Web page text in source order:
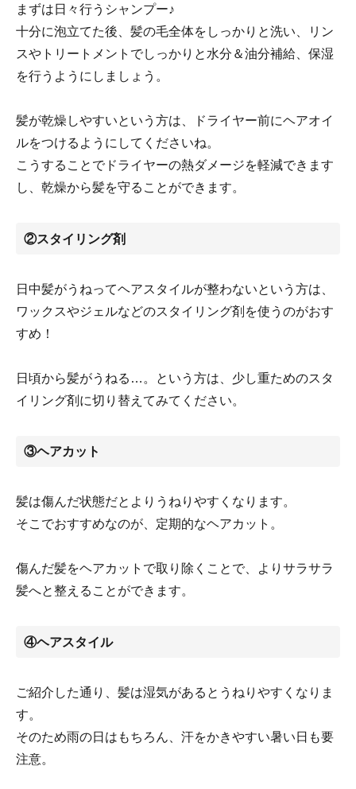
まずは日々行うシャンプー♪
十分に泡立てた後、髪の毛全体をしっかりと洗い、リン
スやトリートメントでしっかりと水分＆油分補給、保湿
を行うようにしましょう。
髪が乾燥しやすいという方は、ドライヤー前にヘアオイ
ルをつけるようにしてくださいね。
こうすることでドライヤーの熱ダメージを軽減できます
し、乾燥から髪を守ることができます。
②スタイリング剤
日中髪がうねってヘアスタイルが整わないという方は、
ワックスやジェルなどのスタイリング剤を使うのがおす
すめ！
日頃から髪がうねる…。という方は、少し重ためのスタ
イリング剤に切り替えてみてください。
③ヘアカット
髪は傷んだ状態だとよりうねりやすくなります。
そこでおすすめなのが、定期的なヘアカット。
傷んだ髪をヘアカットで取り除くことで、よりサラサラ
髪へと整えることができます。
④ヘアスタイル
ご紹介した通り、髪は湿気があるとうねりやすくなりま
す。
そのため雨の日はもちろん、汗をかきやすい暑い日も要
注意。